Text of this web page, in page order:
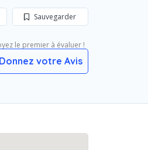
Sauvegarder
le premier à évaluer !
Donnez votre Avis